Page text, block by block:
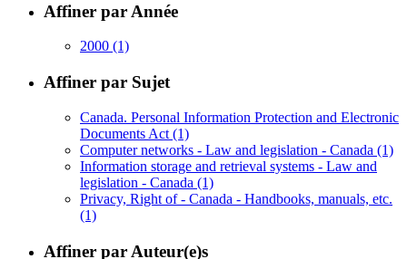
Affiner par Année
2000 (1)
Affiner par Sujet
Canada. Personal Information Protection and Electronic
Documents Act (1)
Computer networks - Law and legislation - Canada (1)
Information storage and retrieval systems - Law and
legislation - Canada (1)
Privacy, Right of - Canada - Handbooks, manuals, etc.
(1)
Affiner par Auteur(e)s